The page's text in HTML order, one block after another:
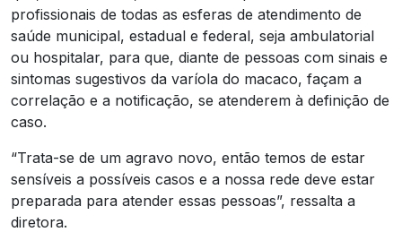
profissionais de todas as esferas de atendimento de
saúde municipal, estadual e federal, seja ambulatorial
ou hospitalar, para que, diante de pessoas com sinais e
sintomas sugestivos da varíola do macaco, façam a
correlação e a notificação, se atenderem à definição de
caso.
“Trata-se de um agravo novo, então temos de estar
sensíveis a possíveis casos e a nossa rede deve estar
preparada para atender essas pessoas”, ressalta a
diretora.